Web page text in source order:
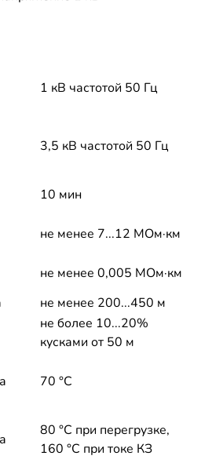
1 кВ частотой 50 Гц
3,5 кВ частотой 50 Гц
10 мин
не менее 7...12 МОм·км
не менее 0,005 МОм·км
не менее 200...450 м
не более 10...20%
кусками от 50 м
70 °C
80 °C при перегрузке,
160 °C при токе КЗ